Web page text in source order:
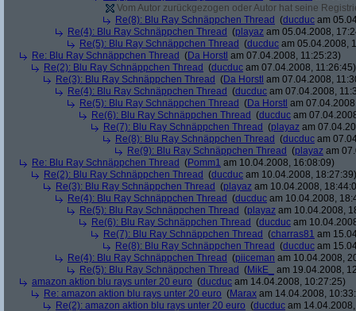
Vom Autor zurückgezogen oder Autor hat seine
Re(8): Blu Ray Schnäppchen Thread (ducduc am
Re(4): Blu Ray Schnäppchen Thread (playaz am 05.04.2008,
Re(5): Blu Ray Schnäppchen Thread (ducduc am 05.04.2008,
Re: Blu Ray Schnäppchen Thread (Da Horstl am 07.04.2008, 11:25:23)
Re(2): Blu Ray Schnäppchen Thread (ducduc am 07.04.2008, 11:26:45)
Re(3): Blu Ray Schnäppchen Thread (Da Horstl am 07.04.2008,
Re(4): Blu Ray Schnäppchen Thread (ducduc am 07.04.2008,
Re(5): Blu Ray Schnäppchen Thread (Da Horstl am
Re(6): Blu Ray Schnäppchen Thread (ducduc am
Re(7): Blu Ray Schnäppchen Thread (playaz am
Re(8): Blu Ray Schnäppchen Thread (ducduc am
Re(9): Blu Ray Schnäppchen Thread (playaz am
Re: Blu Ray Schnäppchen Thread (Pomm1 am 10.04.2008, 16:08:09)
Re(2): Blu Ray Schnäppchen Thread (ducduc am 10.04.2008, 18:27:39)
Re(3): Blu Ray Schnäppchen Thread (playaz am 10.04.2008,
Re(4): Blu Ray Schnäppchen Thread (ducduc am 10.04.2008,
Re(5): Blu Ray Schnäppchen Thread (playaz am 10.04.2008,
Re(6): Blu Ray Schnäppchen Thread (ducduc am
Re(7): Blu Ray Schnäppchen Thread (charras81 am
Re(8): Blu Ray Schnäppchen Thread (ducduc am
Re(4): Blu Ray Schnäppchen Thread (piiceman am 10.04.2008,
Re(5): Blu Ray Schnäppchen Thread (MikE_
am 19.04.2008,
amazon aktion blu rays unter 20 euro (ducduc am 14.04.2008, 10:27:25)
Re: amazon aktion blu rays unter 20 euro (Marax am 14.04.2008,
Re(2): amazon aktion blu rays unter 20 euro (ducduc am